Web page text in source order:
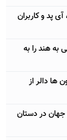
پد و کاربران
به هند را به
ها دالر از
جهان در دستان